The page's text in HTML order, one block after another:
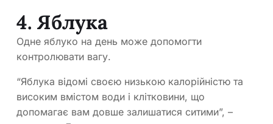
4. Яблука
Одне яблуко на день може допомогти
контролювати вагу.
“Яблука відомі своєю низькою калорійністю та
високим вмістом води і клітковини, що
допомагає вам довше залишатися ситими”, –